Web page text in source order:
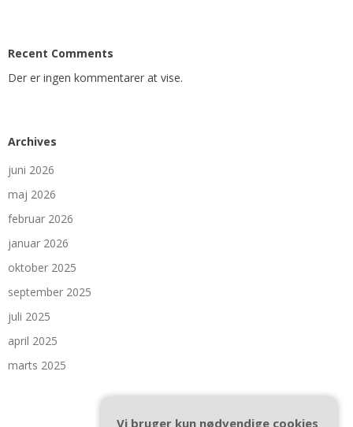
Recent Comments
Der er ingen kommentarer at vise.
Archives
juni 2026
maj 2026
februar 2026
januar 2026
oktober 2025
september 2025
juli 2025
april 2025
marts 2025
Vi bruger kun nødvendige cookies